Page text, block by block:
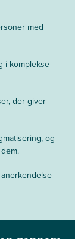
med
i komplekse
der giver
og